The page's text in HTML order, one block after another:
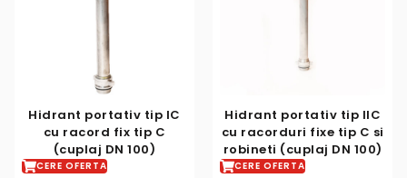
tip IC
fix tip C
DN 100)
Hidrant portativ tip IIC
cu racorduri fixe tip C si
robineti (cuplaj DN 100)
CERE